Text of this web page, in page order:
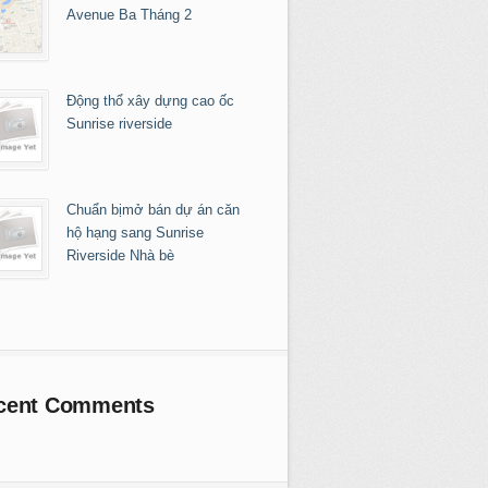
Avenue Ba Tháng 2
Động thổ xây dựng cao ốc
Sunrise riverside
Chuẩn bịmở bán dự án căn
hộ hạng sang Sunrise
Riverside Nhà bè
Comments